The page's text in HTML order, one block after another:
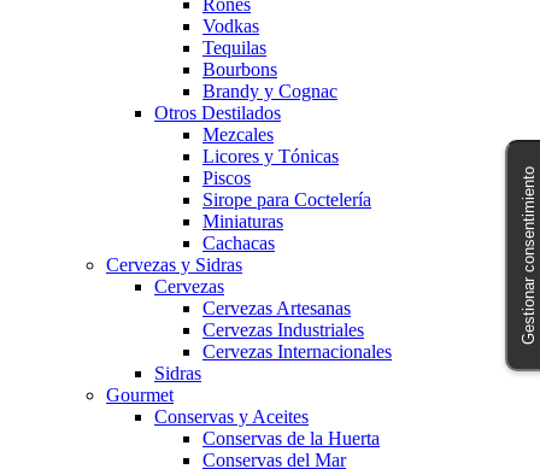
Vodkas
Tequilas
Bourbons
Brandy y Cognac
Otros Destilados
Mezcales
Licores y Tónicas
Piscos
Sirope para Coctelería
Miniaturas
Cachacas
Cervezas y Sidras
Cervezas
Cervezas Artesanas
Cervezas Industriales
Cervezas Internacionales
Sidras
Gourmet
Conservas y Aceites
Conservas de la Huerta
Conservas del Mar
Gestionar consentimiento